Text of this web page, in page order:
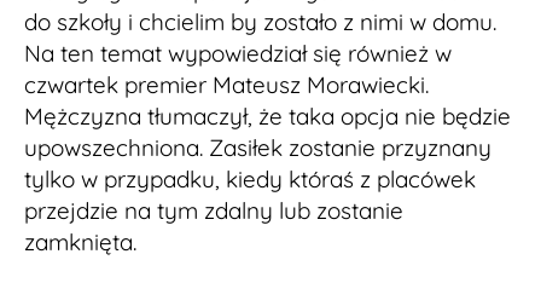
do szkoły i chcielim by zostało z nimi w domu.
Na ten temat wypowiedział się również w
czwartek premier Mateusz Morawiecki.
Mężczyzna tłumaczył, że taka opcja nie będzie
upowszechniona. Zasiłek zostanie przyznany
tylko w przypadku, kiedy któraś z placówek
przejdzie na tym zdalny lub zostanie
zamknięta.